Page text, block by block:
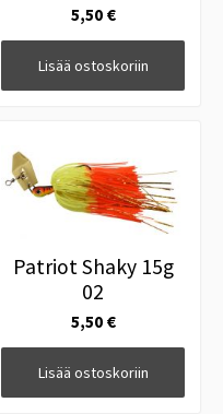
5,50 €
Lisää ostoskoriin
Patriot Shaky 15g
02
5,50 €
Lisää ostoskoriin